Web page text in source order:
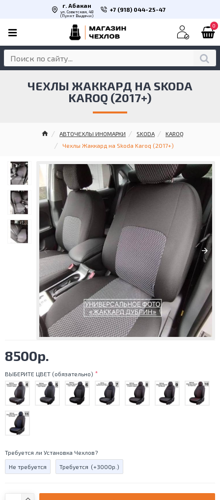
г. Абакан
ул. Советская, 48
(Пункт Выдачи)
+7 (918) 044-25-47
0
АВТОЧЕХЛЫ ИНОМАРКИ SKODA
KAROQ
Чехлы Жаккард на Skoda Karoq (2017+)
ЧЕХЛЫ ЖАККАРД НА SKODA
KAROQ (2017+)
8500р.
ВЫБЕРИТЕ ЦВЕТ (обязательно)
Требуется ли Установка Чехлов?
Не требуется Требуется (+3000р.)